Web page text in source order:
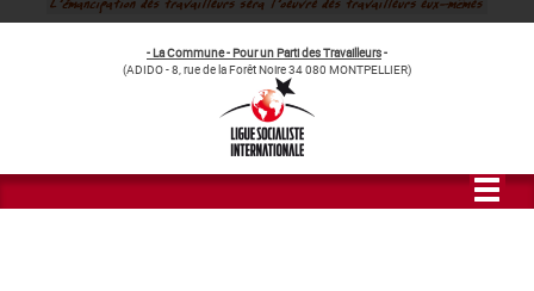
- La Commune - Pour un Parti des Travailleurs-
(ADIDO - 8, rue de la Forêt Noire 34 080 MONTPELLIER)